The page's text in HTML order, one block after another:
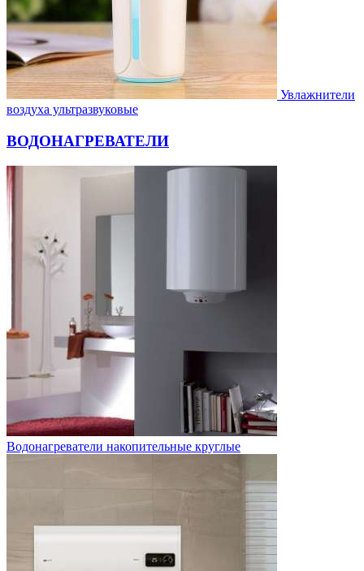
Увлажнители
воздуха ультразвуковые
ВОДОНАГРЕВАТЕЛИ
Водонагреватели накопительные круглые